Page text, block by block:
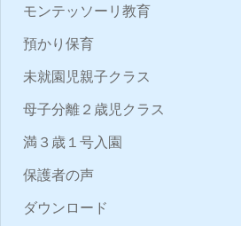
モンテッソーリ教育
預かり保育
未就園児親子クラス
母子分離２歳児クラス
満３歳１号入園
保護者の声
ダウンロード